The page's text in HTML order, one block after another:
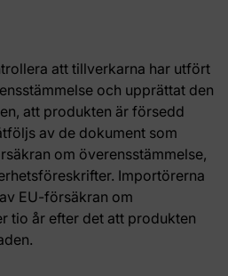
att tillverkarna har utfört
och upprättat den
att produkten är försedd
av de dokument som
om överensstämmelse,
Importörerna
EU-försäkran om
tio år efter det att produkten